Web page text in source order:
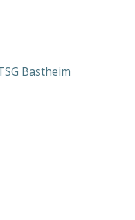
Bastheim